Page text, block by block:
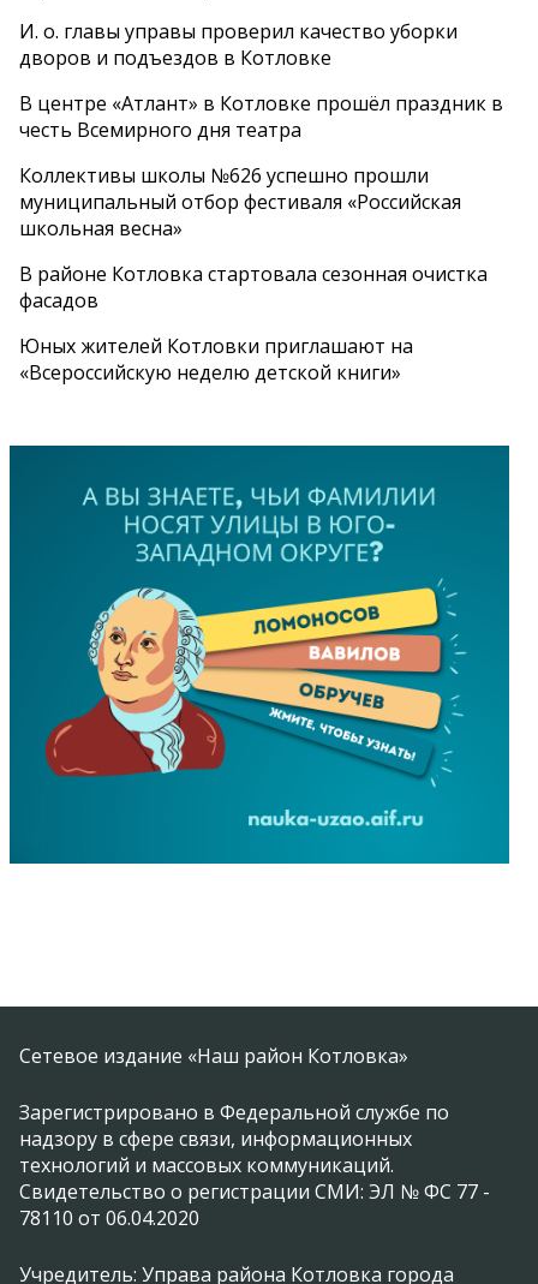
И. о. главы управы проверил качество уборки
дворов и подъездов в Котловке
В центре «Атлант» в Котловке прошёл праздник в
честь Всемирного дня театра
Коллективы школы №626 успешно прошли
муниципальный отбор фестиваля «Российская
школьная весна»
В районе Котловка стартовала сезонная очистка
фасадов
Юных жителей Котловки приглашают на
«Всероссийскую неделю детской книги»
Сетевое издание «Наш район Котловка»
Зарегистрировано в Федеральной службе по
надзору в сфере связи, информационных
технологий и массовых коммуникаций.
Свидетельство о регистрации СМИ: ЭЛ № ФС 77 -
78110 от 06.04.2020
Учредитель: Управа района Котловка города